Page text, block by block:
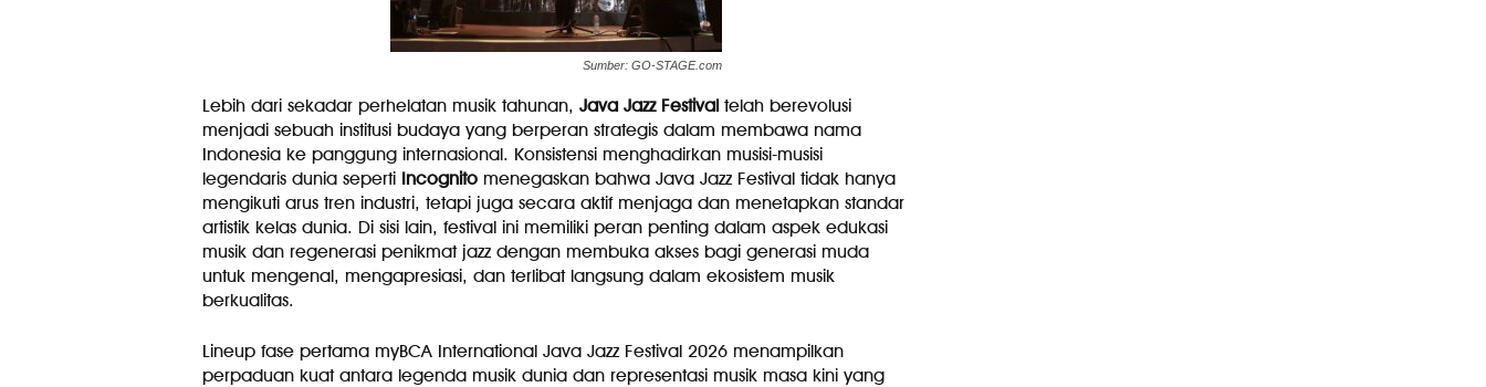
Sumber: GO-STAGE.com
Lebih dari sekadar perhelatan musik tahunan, Java Jazz Festivaltelah berevolusi
menjadi sebuah institusi budaya yang berperan strategis dalam membawa nama
Indonesia ke panggung internasional. Konsistensi menghadirkan musisi-musisi
legendaris dunia seperti Incognitomenegaskan bahwa Java Jazz Festival tidak hanya
mengikuti arus tren industri, tetapi juga secara aktif menjaga dan menetapkan standar
artistik kelas dunia. Di sisi lain, festival ini memiliki peran penting dalam aspek edukasi
musik dan regenerasi penikmat jazz dengan membuka akses bagi generasi muda
untuk mengenal, mengapresiasi, dan terlibat langsung dalam ekosistem musik
berkualitas.
Lineup fase pertama myBCA International Java Jazz Festival 2026 menampilkan
perpaduan kuat antara legenda musik dunia dan representasi musik masa kini yang